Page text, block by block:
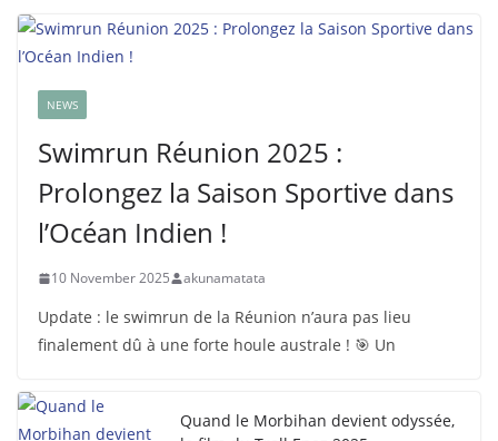
NEWS
Swimrun Réunion 2025 :
Prolongez la Saison Sportive dans
l’Océan Indien !
10 November 2025 akunamatata
Update : le swimrun de la Réunion n’aura pas lieu
finalement dû à une forte houle australe ! 🎯 Un
Quand le Morbihan devient odyssée,